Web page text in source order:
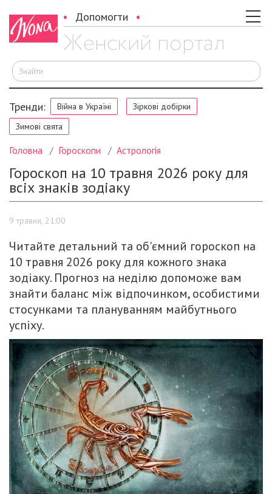
Допомогти
Тренди: Війна в Україні
Зіркові добірки
Зимові свята
Головна Гороскопи Астрологія
Гороскоп на 10 травня 2026 року для
всіх знаків зодіаку
9 травня, 21:00
Читайте детальний та об'ємний гороскоп на
10 травня 2026 року для кожного знака
зодіаку. Прогноз на неділю допоможе вам
знайти баланс між відпочинком, особистими
стосунками та плануванням майбутнього
успіху.